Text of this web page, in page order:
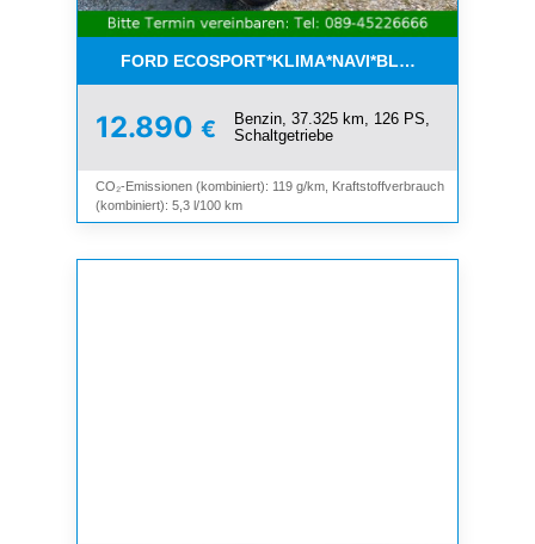
FORD
12.890 €
Benzin, 37.325 km, 126 PS,
Schaltgetriebe
CO₂-Emissionen (kombiniert): 119 g/km, Kraftstoffverbrauch
(kombiniert): 5,3 l/100 km